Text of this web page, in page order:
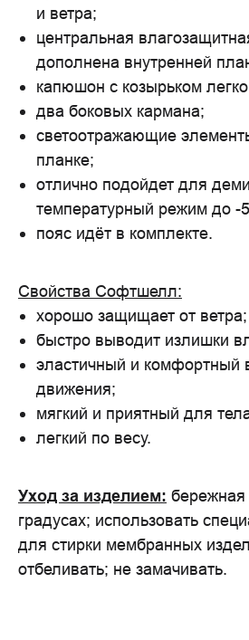
и ветра;
центральная
дополнена внутренней
капюшон с козырьком
два боковых кармана;
светоотражающие
планке;
отлично подойдет для
температурный режим до -
пояс идёт в комплекте.
Свойства Софтшелл:
хорошо защищает от ветра;
быстро выводит излишки
эластичный и комфортный
движения;
мягкий и приятный для
легкий по весу.
Уход за изделием: бережная
градусах; использовать
для стирки мембранных
отбеливать; не замачивать.